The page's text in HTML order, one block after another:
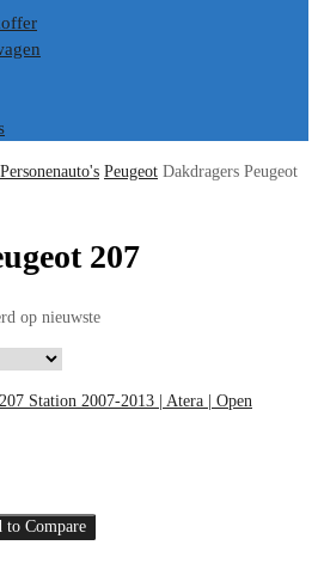
Peugeot Dakdragers Peugeot
207
op nieuwste
to Compare